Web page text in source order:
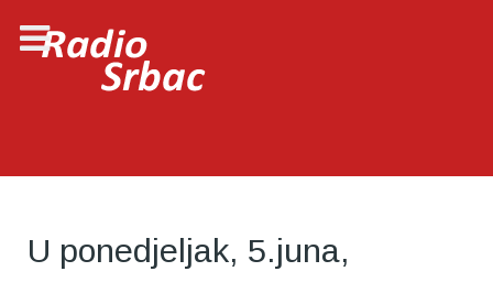
U ponedjeljak, 5.juna,